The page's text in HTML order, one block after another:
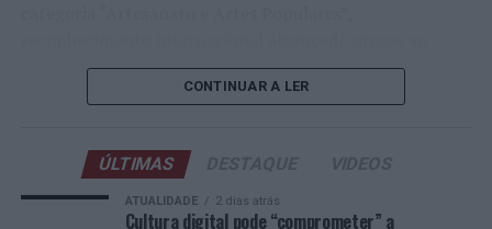
neerlandês Botic van de Zandschulp, alcançando
também os quartos de final, onde acabou eliminado pelo
italiano Luciano Darderi, num encontro decidido em três
“valor patrimonial, artístico e identitário” do “Bordado
de Castelo Branco”, uma das manifestações mais
da identidade albicastrense.
Ao longo de dois dias, especialistas nacionais e
internacionais, investigadores, artesãos, representantes
CONTINUAR A LER
ÚLTIMAS
ATUALIDADE 2 dias atrás
Cultura digital pode “comprometer” a